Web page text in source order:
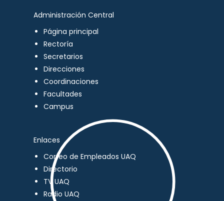
Administración Central
Página principal
Rectoría
Secretarios
Direcciones
Coordinaciones
Facultades
Campus
Enlaces
Correo de Empleados UAQ
Directorio
TV UAQ
Radio UAQ